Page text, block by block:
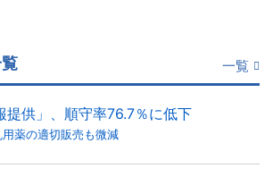
一覧
提供」、順守率76.7％に低下
薬の適切販売も微減